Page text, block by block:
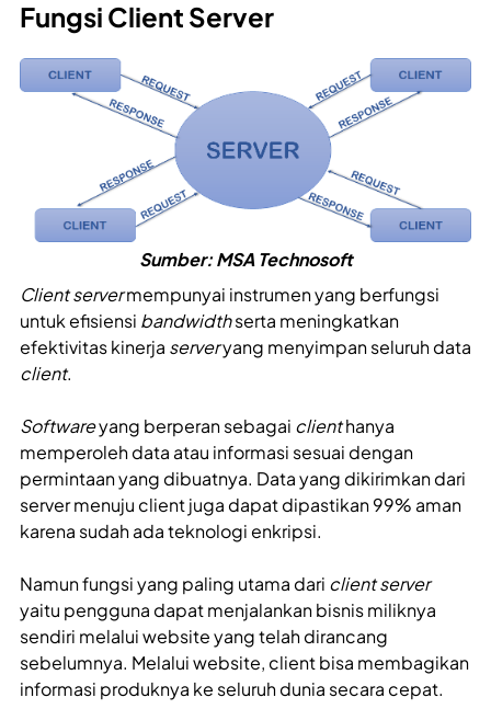
Fungsi Client Server
Sumber: MSA Technosoft
Client servermempunyai instrumen yang berfungsi
untuk efisiensi bandwidthserta meningkatkan
efektivitas kinerja serveryang menyimpan seluruh data
client.
Softwareyang berperan sebagai clienthanya
memperoleh data atau informasi sesuai dengan
permintaan yang dibuatnya. Data yang dikirimkan dari
server menuju client juga dapat dipastikan 99% aman
karena sudah ada teknologi enkripsi.
Namun fungsi yang paling utama dari client server
yaitu pengguna dapat menjalankan bisnis miliknya
sendiri melalui website yang telah dirancang
sebelumnya. Melalui website, client bisa membagikan
informasi produknya ke seluruh dunia secara cepat.